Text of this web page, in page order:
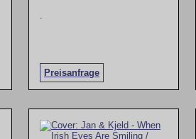
Preisanfrage